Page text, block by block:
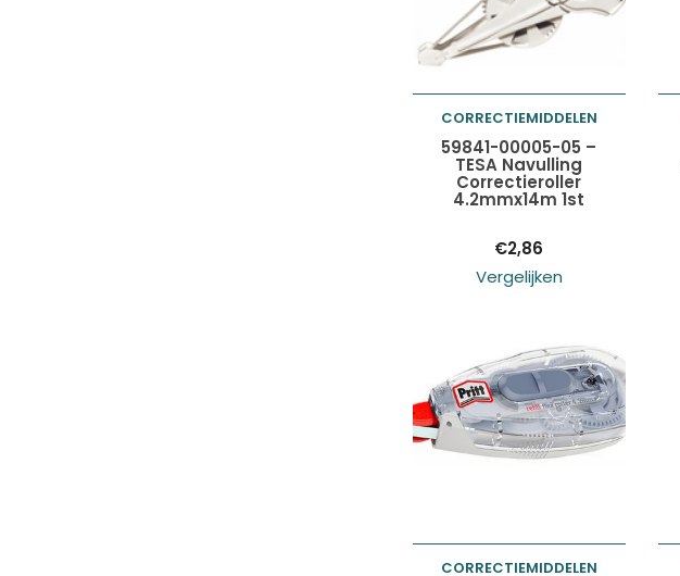
Toevoegen aan
winkelwagen
CORRECTIEMIDDELEN
59841-00005-05 –
TESA Navulling
Correctieroller
4.2mmx14m 1st
€2,86
Vergelijken
CORRECTIEMIDDELEN